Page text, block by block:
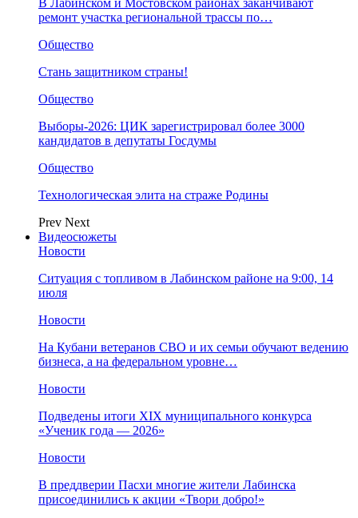
ремонт участка региональной трассы по…
Общество
Стань защитником страны!
Общество
Выборы-2026: ЦИК зарегистрировал более 3000
кандидатов в депутаты Госдумы
Общество
Технологическая элита на страже Родины
Prev Next
Видеосюжеты
Новости
Ситуация с топливом в Лабинском районе на 9:00, 14
июля
Новости
На Кубани ветеранов СВО и их семьи обучают ведению
бизнеса, а на федеральном уровне…
Новости
Подведены итоги XIX муниципального конкурса
«Ученик года — 2026»
Новости
В преддверии Пасхи многие жители Лабинска
присоединились к акции «Твори добро!»